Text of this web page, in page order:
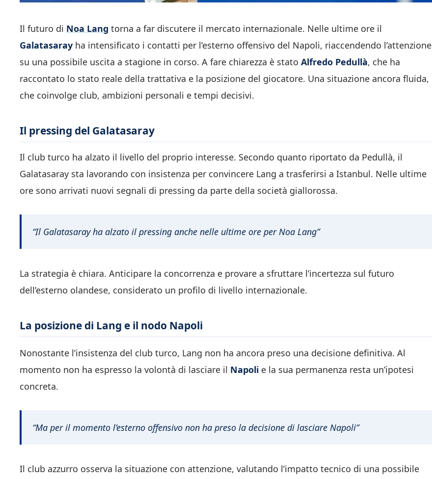
Il futuro di Noa Lang torna a far discutere il mercato internazionale. Nelle ultime ore il
Galatasaray ha intensificato i contatti per l’esterno offensivo del Napoli, riaccendendo l’attenzione
su una possibile uscita a stagione in corso. A fare chiarezza è stato Alfredo Pedullà, che ha
raccontato lo stato reale della trattativa e la posizione del giocatore. Una situazione ancora fluida,
che coinvolge club, ambizioni personali e tempi decisivi.
Il pressing del Galatasaray
Il club turco ha alzato il livello del proprio interesse. Secondo quanto riportato da Pedullà, il
Galatasaray sta lavorando con insistenza per convincere Lang a trasferirsi a Istanbul. Nelle ultime
ore sono arrivati nuovi segnali di pressing da parte della società giallorossa.
“Il Galatasaray ha alzato il pressing anche nelle ultime ore per Noa Lang”
La strategia è chiara. Anticipare la concorrenza e provare a sfruttare l’incertezza sul futuro
dell’esterno olandese, considerato un profilo di livello internazionale.
La posizione di Lang e il nodo Napoli
Nonostante l’insistenza del club turco, Lang non ha ancora preso una decisione definitiva. Al
momento non ha espresso la volontà di lasciare il Napoli e la sua permanenza resta un’ipotesi
concreta.
“Ma per il momento l’esterno offensivo non ha preso la decisione di lasciare Napoli”
Il club azzurro osserva la situazione con attenzione, valutando l’impatto tecnico di una possibile